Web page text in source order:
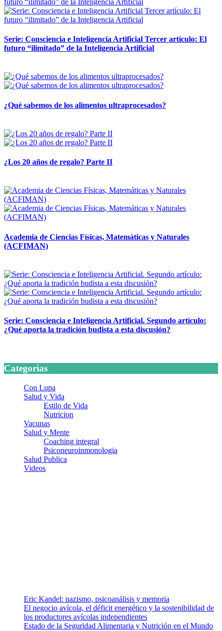
Serie: Consciencia e Inteligencia Artificial Tercer artículo: El
futuro “ilimitado” de la Inteligencia Artificial
¿Qué sabemos de los alimentos ultraprocesados?
¿Los 20 años de regalo? Parte II
Academia de Ciencias Físicas, Matemáticas y Naturales
(ACFIMAN)
Serie: Consciencia e Inteligencia Artificial. Segundo artículo:
¿Qué aporta la tradición budista a esta discusión?
Categorias
Con Lupa
Salud y Vida
Estilo de Vida
Nutricion
Vacunas
Salud y Mente
Coaching integral
Psiconeuroinmonologia
Salud Publica
Videos
Eric Kandel: nazismo, psicoanálisis y memoria
El negocio avícola, el déficit energético y la sostenibilidad de
los productores avícolas independientes
Estado de la Seguridad Alimentaria y Nutrición en el Mundo